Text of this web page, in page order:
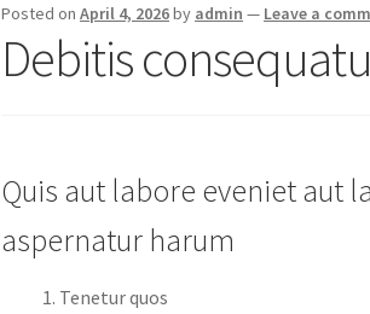
Posted onApril 4, 2026by admin — Leave a
Debitis
Quis aut labore eveniet aut
aspernatur harum
Tenetur quos